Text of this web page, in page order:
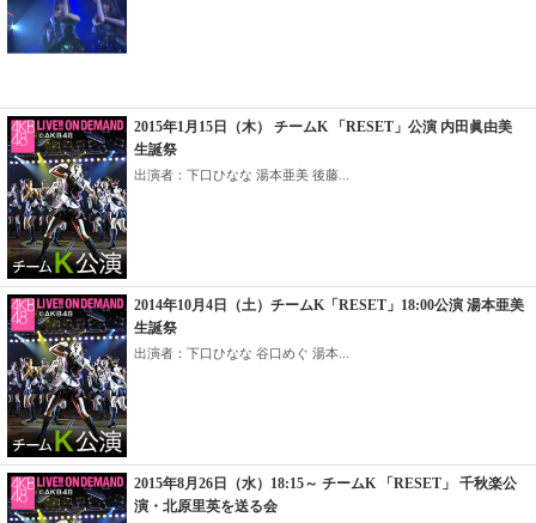
2015年1月15日（木） チームK 「RESET」公演 内田眞由美
生誕祭
出演者：下口ひなな 湯本亜美 後藤...
2014年10月4日（土）チームK「RESET」18:00公演 湯本亜美
生誕祭
出演者：下口ひなな 谷口めぐ 湯本...
2015年8月26日（水）18:15～ チームK 「RESET」 千秋楽公
演・北原里英を送る会